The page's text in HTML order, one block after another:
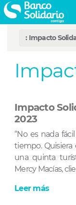
Pasar
al
principal
principal
: Impacto
Impacto
2023
“No es nada
tiempo. Quisiera
una quinta
Mercy Macías,
Leer más